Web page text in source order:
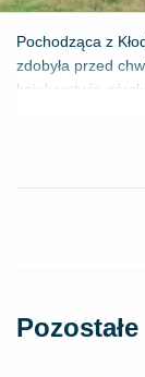
Pochodząca z
zdobyła przed
kajakarstwie
Pozostałe